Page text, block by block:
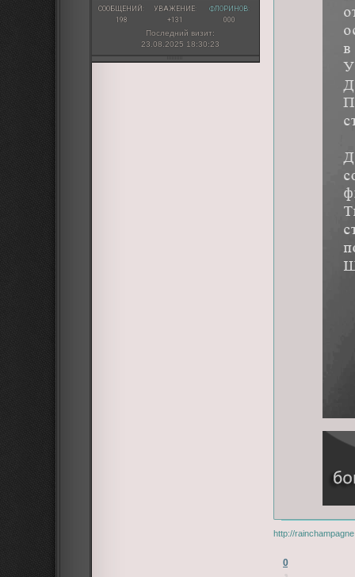
СООБЩЕНИЙ:
198
УВАЖЕНИЕ:
+131
ФЛОРИНОВ:
000
Последний визит:
23.08.2025 18:30:23
http://
0